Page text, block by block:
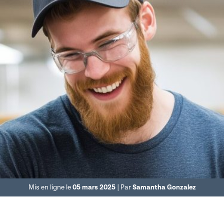
Mis en ligne le 05 mars 2025| Par Samantha Gonzalez